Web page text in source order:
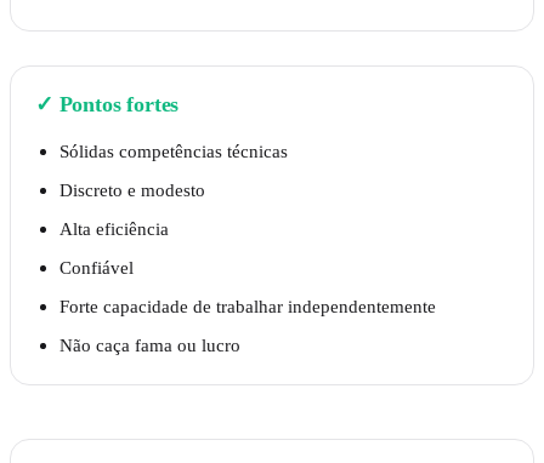
✓ Pontos fortes
Sólidas competências técnicas
Discreto e modesto
Alta eficiência
Confiável
Forte capacidade de trabalhar independentemente
Não caça fama ou lucro